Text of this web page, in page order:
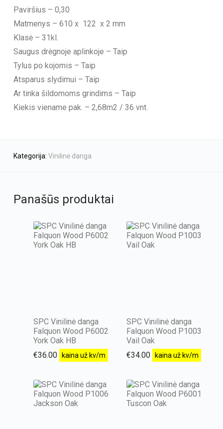
Paviršius – 0,30
Matmenys – 610 x 122 x 2 mm
Klasė – 31kl.
Saugus drėgnoje aplinkoje – Taip
Tylus po kojomis – Taip
Atsparus slydimui – Taip
Ar tinka šildomoms grindims – Taip
Kiekis viename pak. – 2,68m2 / 36 vnt.
Kategorija: Vinilinė danga
Panašūs produktai
SPC Vinilinė danga
Falquon Wood P6002
York Oak HB
€36.00 kaina už kv/m
SPC Vinilinė danga
Falquon Wood P1003
Vail Oak
€34.00 kaina už kv/m